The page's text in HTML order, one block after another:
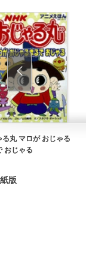
る丸 マロが おじゃる
おじゃる
紙版